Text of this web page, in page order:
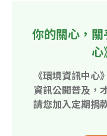
你的關心，
《環境資訊中心
資訊公開普及，
請您加入定期捐